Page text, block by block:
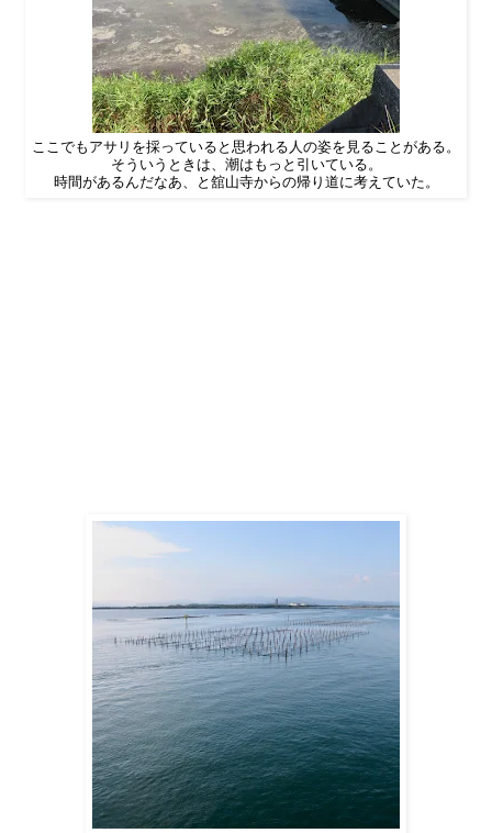
ここでもアサリを採っていると思われる人の姿を見ることがある。
そういうときは、潮はもっと引いている。
時間があるんだなあ、と舘山寺からの帰り道に考えていた。